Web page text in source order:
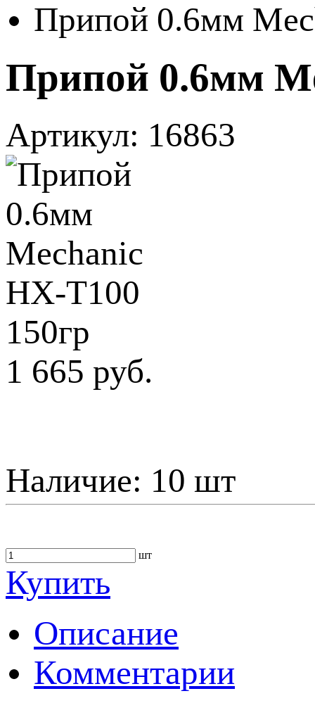
Припой 0.6мм
Припой 0.6мм
Артикул: 16863
1 665 руб.
Наличие: 10 шт
шт
Купить
Описание
Комментарии